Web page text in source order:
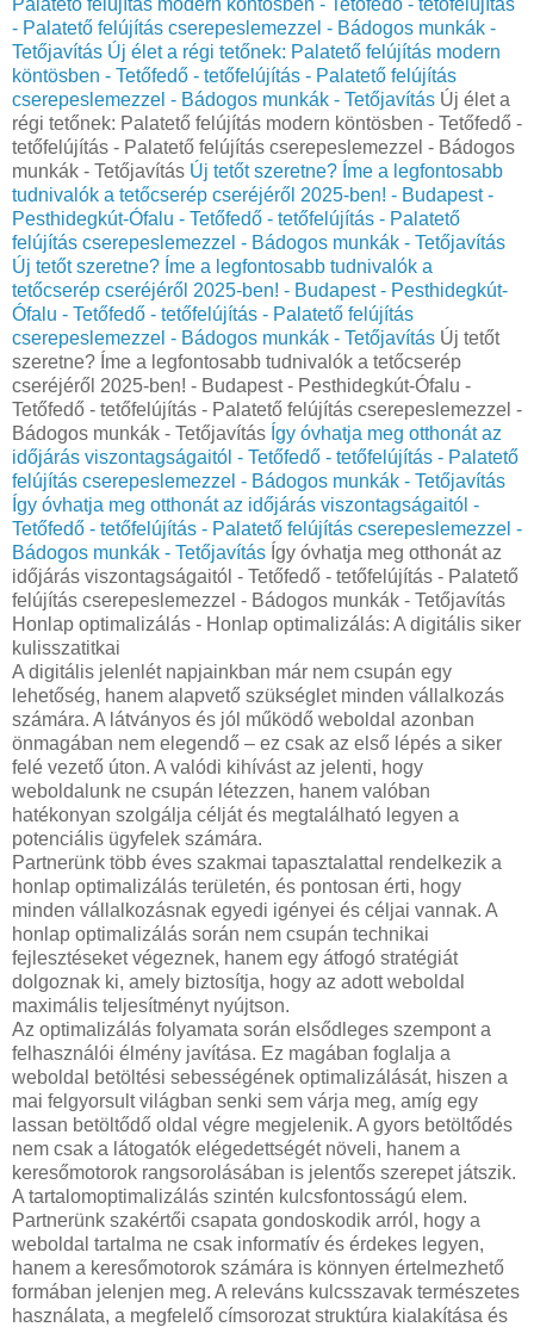
- Palatető felújítás cserepeslemezzel - Bádogos munkák -
Tetőjavítás Új élet a régi tetőnek: Palatető felújítás modern
köntösben - Tetőfedő - tetőfelújítás - Palatető felújítás
cserepeslemezzel - Bádogos munkák - Tetőjavítás Új élet a
régi tetőnek: Palatető felújítás modern köntösben - Tetőfedő -
tetőfelújítás - Palatető felújítás cserepeslemezzel - Bádogos
munkák - Tetőjavítás Új tetőt szeretne? Íme a legfontosabb
tudnivalók a tetőcserép cseréjéről 2025-ben! - Budapest -
Pesthidegkút-Ófalu - Tetőfedő - tetőfelújítás - Palatető
felújítás cserepeslemezzel - Bádogos munkák - Tetőjavítás
Új tetőt szeretne? Íme a legfontosabb tudnivalók a
tetőcserép cseréjéről 2025-ben! - Budapest - Pesthidegkút-
Ófalu - Tetőfedő - tetőfelújítás - Palatető felújítás
cserepeslemezzel - Bádogos munkák - Tetőjavítás Új tetőt
szeretne? Íme a legfontosabb tudnivalók a tetőcserép
cseréjéről 2025-ben! - Budapest - Pesthidegkút-Ófalu -
Tetőfedő - tetőfelújítás - Palatető felújítás cserepeslemezzel -
Bádogos munkák - Tetőjavítás Így óvhatja meg otthonát az
időjárás viszontagságaitól - Tetőfedő - tetőfelújítás - Palatető
felújítás cserepeslemezzel - Bádogos munkák - Tetőjavítás
Így óvhatja meg otthonát az időjárás viszontagságaitól -
Tetőfedő - tetőfelújítás - Palatető felújítás cserepeslemezzel -
Bádogos munkák - Tetőjavítás Így óvhatja meg otthonát az
időjárás viszontagságaitól - Tetőfedő - tetőfelújítás - Palatető
felújítás cserepeslemezzel - Bádogos munkák - Tetőjavítás
Honlap optimalizálás - Honlap optimalizálás: A digitális siker
kulisszatitkai
A digitális jelenlét napjainkban már nem csupán egy
lehetőség, hanem alapvető szükséglet minden vállalkozás
számára. A látványos és jól működő weboldal azonban
önmagában nem elegendő – ez csak az első lépés a siker
felé vezető úton. A valódi kihívást az jelenti, hogy
weboldalunk ne csupán létezzen, hanem valóban
hatékonyan szolgálja célját és megtalálható legyen a
potenciális ügyfelek számára.
Partnerünk több éves szakmai tapasztalattal rendelkezik a
honlap optimalizálás területén, és pontosan érti, hogy
minden vállalkozásnak egyedi igényei és céljai vannak. A
honlap optimalizálás során nem csupán technikai
fejlesztéseket végeznek, hanem egy átfogó stratégiát
dolgoznak ki, amely biztosítja, hogy az adott weboldal
maximális teljesítményt nyújtson.
Az optimalizálás folyamata során elsődleges szempont a
felhasználói élmény javítása. Ez magában foglalja a
weboldal betöltési sebességének optimalizálását, hiszen a
mai felgyorsult világban senki sem várja meg, amíg egy
lassan betöltődő oldal végre megjelenik. A gyors betöltődés
nem csak a látogatók elégedettségét növeli, hanem a
keresőmotorok rangsorolásában is jelentős szerepet játszik.
A tartalomoptimalizálás szintén kulcsfontosságú elem.
Partnerünk szakértői csapata gondoskodik arról, hogy a
weboldal tartalma ne csak informatív és érdekes legyen,
hanem a keresőmotorok számára is könnyen értelmezhető
formában jelenjen meg. A releváns kulcsszavak természetes
használata, a megfelelő címsorozat struktúra kialakítása és